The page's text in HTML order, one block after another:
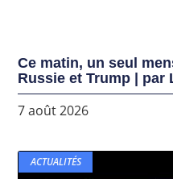
Ce matin, un seul
Russie et Trump | par
7 août 2026
ACTUALITÉS